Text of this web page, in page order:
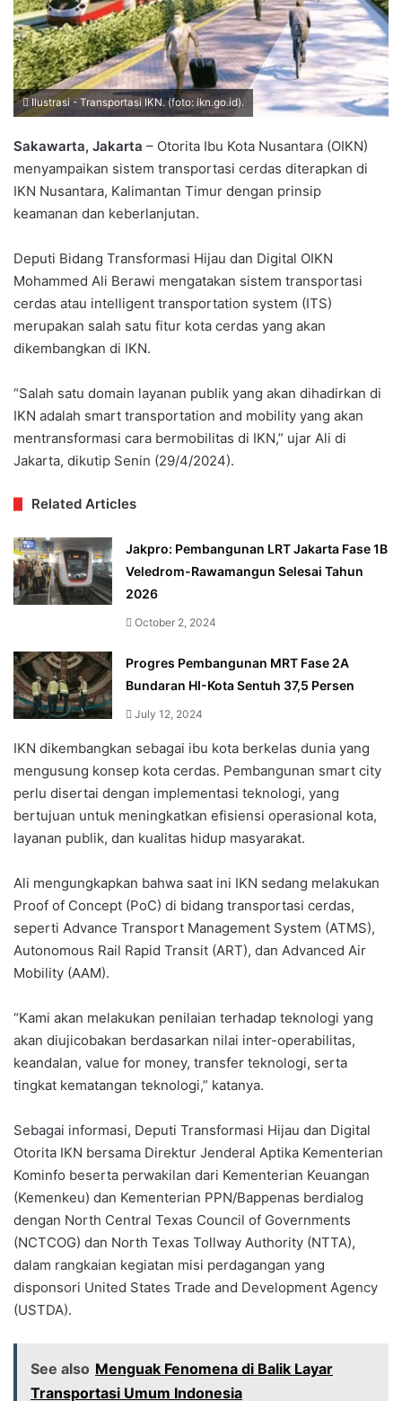
Ilustrasi - Transportasi IKN. (foto: ikn.go.id).
Sakawarta, Jakarta – Otorita Ibu Kota Nusantara (OIKN)
menyampaikan sistem transportasi cerdas diterapkan di
IKN Nusantara, Kalimantan Timur dengan prinsip
keamanan dan keberlanjutan.
Deputi Bidang Transformasi Hijau dan Digital OIKN
Mohammed Ali Berawi mengatakan sistem transportasi
cerdas atau intelligent transportation system (ITS)
merupakan salah satu fitur kota cerdas yang akan
dikembangkan di IKN.
“Salah satu domain layanan publik yang akan dihadirkan di
IKN adalah smart transportation and mobility yang akan
mentransformasi cara bermobilitas di IKN,” ujar Ali di
Jakarta, dikutip Senin (29/4/2024).
Related Articles
Jakpro: Pembangunan LRT Jakarta Fase 1B
Veledrom-Rawamangun Selesai Tahun
2026
October 2, 2024
Progres Pembangunan MRT Fase 2A
Bundaran HI-Kota Sentuh 37,5 Persen
July 12, 2024
IKN dikembangkan sebagai ibu kota berkelas dunia yang
mengusung konsep kota cerdas. Pembangunan smart city
perlu disertai dengan implementasi teknologi, yang
bertujuan untuk meningkatkan efisiensi operasional kota,
layanan publik, dan kualitas hidup masyarakat.
Ali mengungkapkan bahwa saat ini IKN sedang melakukan
Proof of Concept (PoC) di bidang transportasi cerdas,
seperti Advance Transport Management System (ATMS),
Autonomous Rail Rapid Transit (ART), dan Advanced Air
Mobility (AAM).
“Kami akan melakukan penilaian terhadap teknologi yang
akan diujicobakan berdasarkan nilai inter-operabilitas,
keandalan, value for money, transfer teknologi, serta
tingkat kematangan teknologi,” katanya.
Sebagai informasi, Deputi Transformasi Hijau dan Digital
Otorita IKN bersama Direktur Jenderal Aptika Kementerian
Kominfo beserta perwakilan dari Kementerian Keuangan
(Kemenkeu) dan Kementerian PPN/Bappenas berdialog
dengan North Central Texas Council of Governments
(NCTCOG) dan North Texas Tollway Authority (NTTA),
dalam rangkaian kegiatan misi perdagangan yang
disponsori United States Trade and Development Agency
(USTDA).
See also Menguak Fenomena di Balik Layar
Transportasi Umum Indonesia